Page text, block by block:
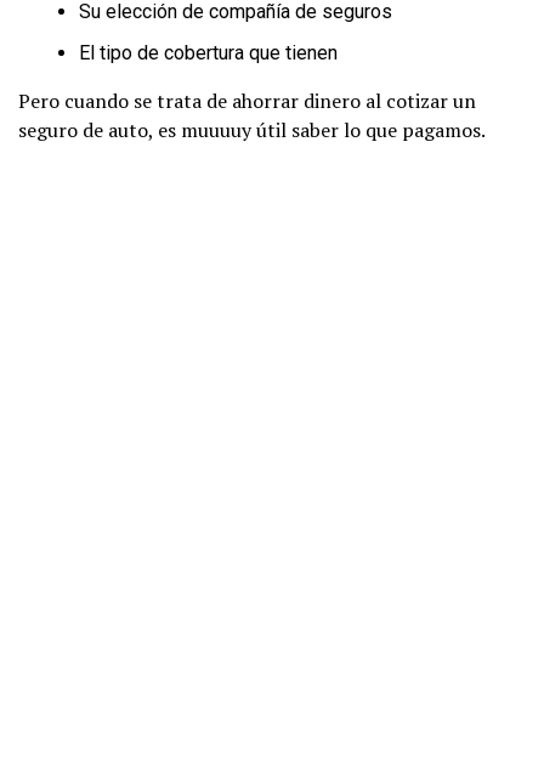
Su elección de compañía de seguros
El tipo de cobertura que tienen
Pero cuando se trata de ahorrar dinero al cotizar un
seguro de auto, es muuuuy útil saber lo que pagamos.